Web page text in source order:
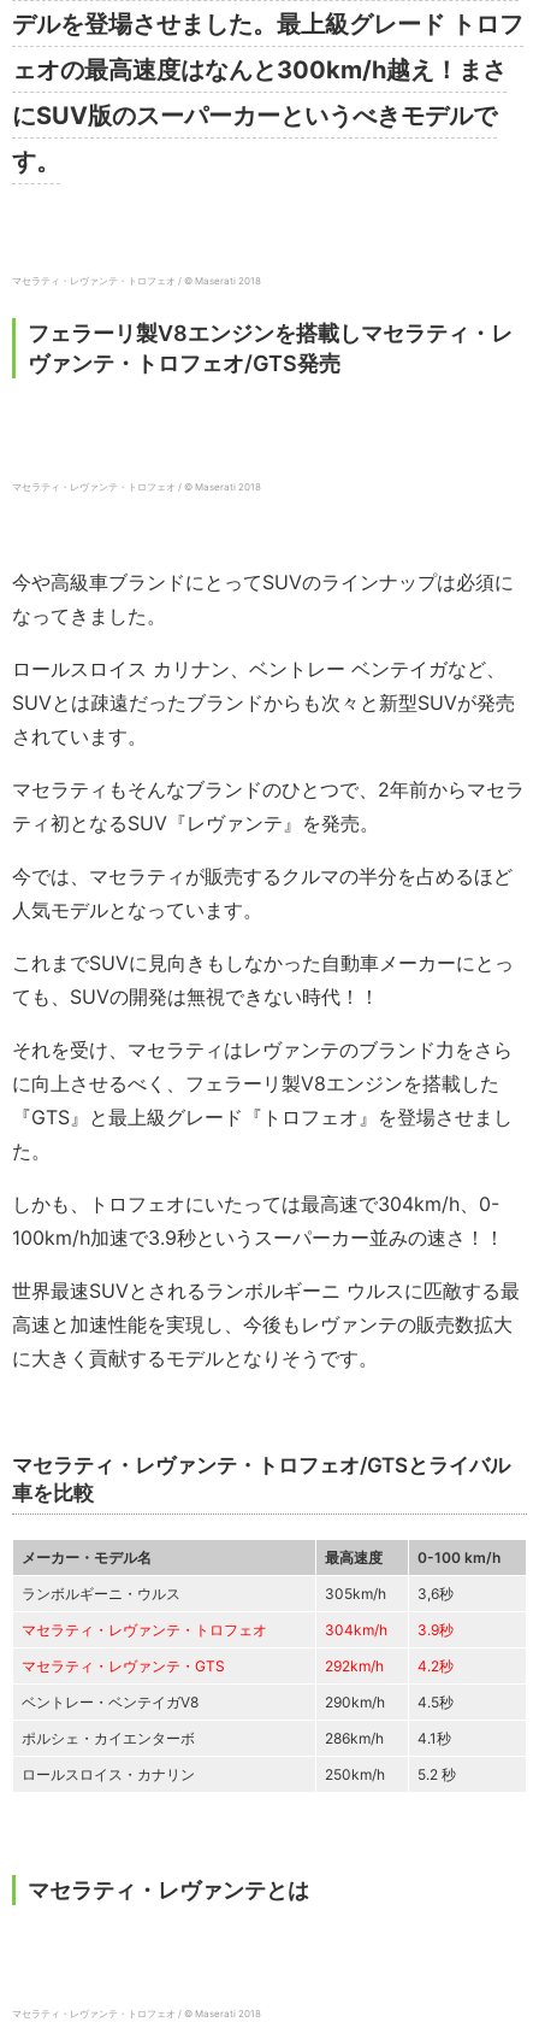
デルを登場させました。最上級グレード トロフ
ェオの最高速度はなんと300km/h越え！まさ
にSUV版のスーパーカーというべきモデルで
す。
マセラティ・レヴァンテ・トロフェオ / © Maserati 2018
フェラーリ製V8エンジンを搭載しマセラティ・レ
ヴァンテ・トロフェオ/GTS発売
マセラティ・レヴァンテ・トロフェオ / © Maserati 2018
今や高級車ブランドにとってSUVのラインナップは必須に
なってきました。
ロールスロイス カリナン、ベントレー ベンテイガなど、
SUVとは疎遠だったブランドからも次々と新型SUVが発売
されています。
マセラティもそんなブランドのひとつで、2年前からマセラ
ティ初となるSUV『レヴァンテ』を発売。
今では、マセラティが販売するクルマの半分を占めるほど
人気モデルとなっています。
これまでSUVに見向きもしなかった自動車メーカーにとっ
ても、SUVの開発は無視できない時代！！
それを受け、マセラティはレヴァンテのブランド力をさら
に向上させるべく、フェラーリ製V8エンジンを搭載した
『GTS』と最上級グレード『トロフェオ』を登場させまし
た。
しかも、トロフェオにいたっては最高速で304km/h、0-
100km/h加速で3.9秒というスーパーカー並みの速さ！！
世界最速SUVとされるランボルギーニ ウルスに匹敵する最
高速と加速性能を実現し、今後もレヴァンテの販売数拡大
に大きく貢献するモデルとなりそうです。
マセラティ・レヴァンテ・トロフェオ/GTSとライバル
車を比較
メーカー・モデル名 最高速度
0-100 km/h
ランボルギーニ・ウルス
305km/h
3,6秒
マセラティ・レヴァンテ・トロフェオ
304km/h
3.9秒
マセラティ・レヴァンテ・GTS
292km/h
4.2秒
ベントレー・ベンテイガV8
290km/h
4.5秒
ポルシェ・カイエンターボ
286km/h
4.1秒
ロールスロイス・カナリン
250km/h 5.2 秒
マセラティ・レヴァンテとは
マセラティ・レヴァンテ・トロフェオ / © Maserati 2018